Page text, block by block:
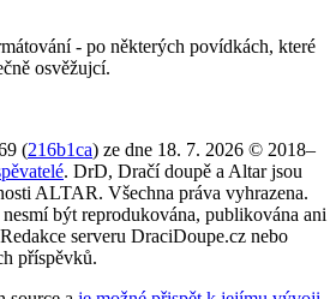
- po některých povídkách, které
osvěžujcí.
(216b1ca) ze dne 18. 7. 2026 © 2018–
. DrD, Dračí doupě a Altar jsou
ALTAR. Všechna práva vyhrazena.
nesmí být reprodukována, publikována ani
serveru DraciDoupe.cz nebo
příspěvků.